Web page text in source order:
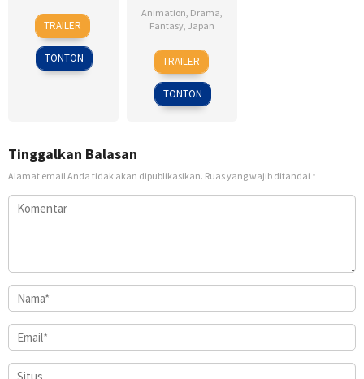
17
Jan
2007
Sean
Ellis
TRAILER
TONTON
Animation, Drama,
Fantasy, Japan
24
Feb
2018
Heo
Jong
TRAILER
TONTON
Tinggalkan Balasan
Alamat email Anda tidak akan dipublikasikan. Ruas yang wajib ditandai *